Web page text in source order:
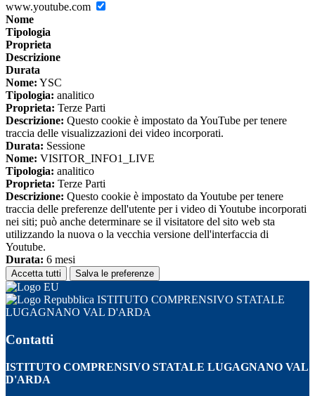
www.youtube.com
Nome
Tipologia
Proprieta
Descrizione
Durata
Nome: YSC
Tipologia: analitico
Proprieta: Terze Parti
Descrizione: Questo cookie è impostato da YouTube per tenere
traccia delle visualizzazioni dei video incorporati.
Durata: Sessione
Nome: VISITOR_INFO1_LIVE
Tipologia: analitico
Proprieta: Terze Parti
Descrizione: Questo cookie è impostato da Youtube per tenere
traccia delle preferenze dell'utente per i video di Youtube incorporati
nei siti; può anche determinare se il visitatore del sito web sta
utilizzando la nuova o la vecchia versione dell'interfaccia di
Youtube.
Durata: 6 mesi
Accetta tutti Salva le preferenze
ISTITUTO COMPRENSIVO STATALE
LUGAGNANO VAL D'ARDA
Contatti
ISTITUTO COMPRENSIVO STATALE LUGAGNANO VAL
D'ARDA